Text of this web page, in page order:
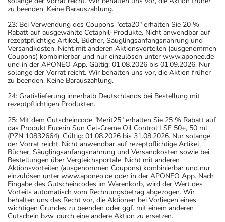
zu beenden. Keine Barauszahlung.
23: Bei Verwendung des Coupons "ceta20" erhalten Sie 20 %
Rabatt auf ausgewählte Cetaphil-Produkte. Nicht anwendbar auf
rezeptpflichtige Artikel, Bücher, Säuglingsanfangsnahrung und
Versandkosten. Nicht mit anderen Aktionsvorteilen (ausgenommen
Coupons) kombinierbar und nur einzulösen unter www.aponeo.de
und in der APONEO App. Gültig: 01.08.2026 bis 01.09.2026. Nur
solange der Vorrat reicht. Wir behalten uns vor, die Aktion früher
zu beenden. Keine Barauszahlung.
24: Gratislieferung innerhalb Deutschlands bei Bestellung mit
rezeptpflichtigen Produkten.
25: Mit dem Gutscheincode "Merit25" erhalten Sie 25 % Rabatt auf
das Produkt Eucerin Sun Gel-Creme Oil Control LSF 50+, 50 ml
(PZN 10832664). Gültig: 01.08.2026 bis 31.08.2026. Nur solange
der Vorrat reicht. Nicht anwendbar auf rezeptpflichtige Artikel,
Bücher, Säuglingsanfangsnahrung und Versandkosten sowie bei
Bestellungen über Vergleichsportale. Nicht mit anderen
Aktionsvorteilen (ausgenommen Coupons) kombinierbar und nur
einzulösen unter www.aponeo.de oder in der APONEO App. Nach
Eingabe des Gutscheincodes im Warenkorb, wird der Wert des
Vorteils automatisch vom Rechnungsbetrag abgezogen. Wir
behalten uns das Recht vor, die Aktionen bei Vorliegen eines
wichtigen Grundes zu beenden oder ggf. mit einem anderen
Gutschein bzw. durch eine andere Aktion zu ersetzen.